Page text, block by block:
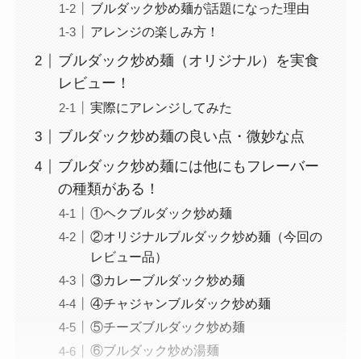
ブルダック炒め麺が話題になった理由
アレンジの楽しみ方！
ブルダック炒め麺（オリジナル）を実食
レビュー！
実際にアレンジしてみた
ブルダック炒め麺の良い点・微妙な点
ブルダック炒め麺には他にもフレーバー
の種類がある！
①ヘクブルダック炒め麺
②オリジナルブルダック炒め麺（今回の
レビュー品）
③カレーブルダック炒め麺
④チャジャンブルダック炒め麺
⑤チーズブルダック炒め麺
⑥ブルダック炒め湯麺